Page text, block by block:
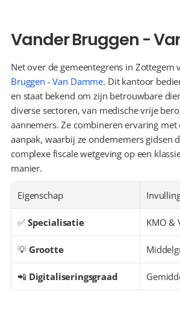
Vander Bruggen -
Net over de gemeentegrens in Zottegem
Bruggen - Van Damme. Dit kantoor
en staat bekend om zijn betrouwbare
diverse sectoren, van medische vrije
aannemers. Ze combineren ervaring met
aanpak, waarbij ze ondernemers gidsen
complexe fiscale wetgeving op een
manier.
Eigenschap
✅ Specialisatie KMO &
💡 Grootte
📲 Digitaliseringsgraad